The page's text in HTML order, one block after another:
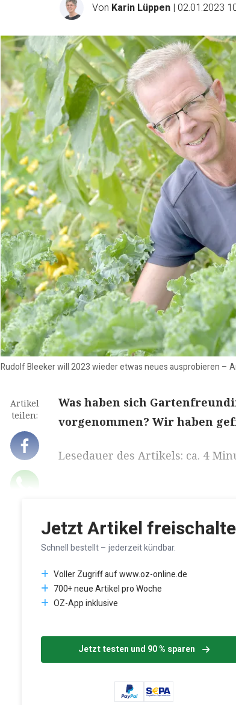
Von Karin Lüppen | 02.01.2023
Rudolf Bleeker will 2023 wieder etwas neues ausprobieren –
Artikel
teilen:
Was haben sich
vorgenommen? Wir haben
Lesedauer des Artikels: ca. 4
Jetzt Artikel
Schnell bestellt – jederzeit kündbar.
Voller Zugriff auf www.oz-online.de
700+ neue Artikel pro Woche
OZ-App inklusive
Jetzt testen und 90 % sparen